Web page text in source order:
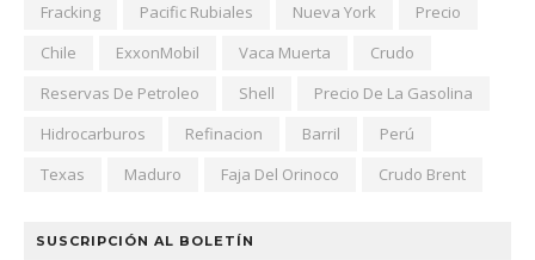
Fracking
Pacific Rubiales Nueva York
Precio
Chile
ExxonMobil Vaca Muerta
Crudo
Reservas De Petroleo
Shell
Precio De La Gasolina
Hidrocarburos
Refinacion Barril
Perú
Texas
Maduro Faja Del Orinoco Crudo Brent
SUSCRIPCIÓN AL BOLETÍN